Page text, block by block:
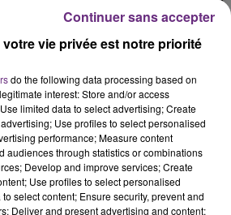
BLOQUE LA
LES ARDENNES
s'est déclaré ce mercredi en
l'A34.
vie privée est notre priorité
do the following data processing based on
interest: Store and/or access
limited data to select advertising; Create
Use profiles to select personalised
performance; Measure content
audiences through statistics or combinations
Develop and improve services; Create
Use profiles to select personalised
select content; Ensure security, prevent and
Deliver and present advertising and content;
Continuer sans accepter